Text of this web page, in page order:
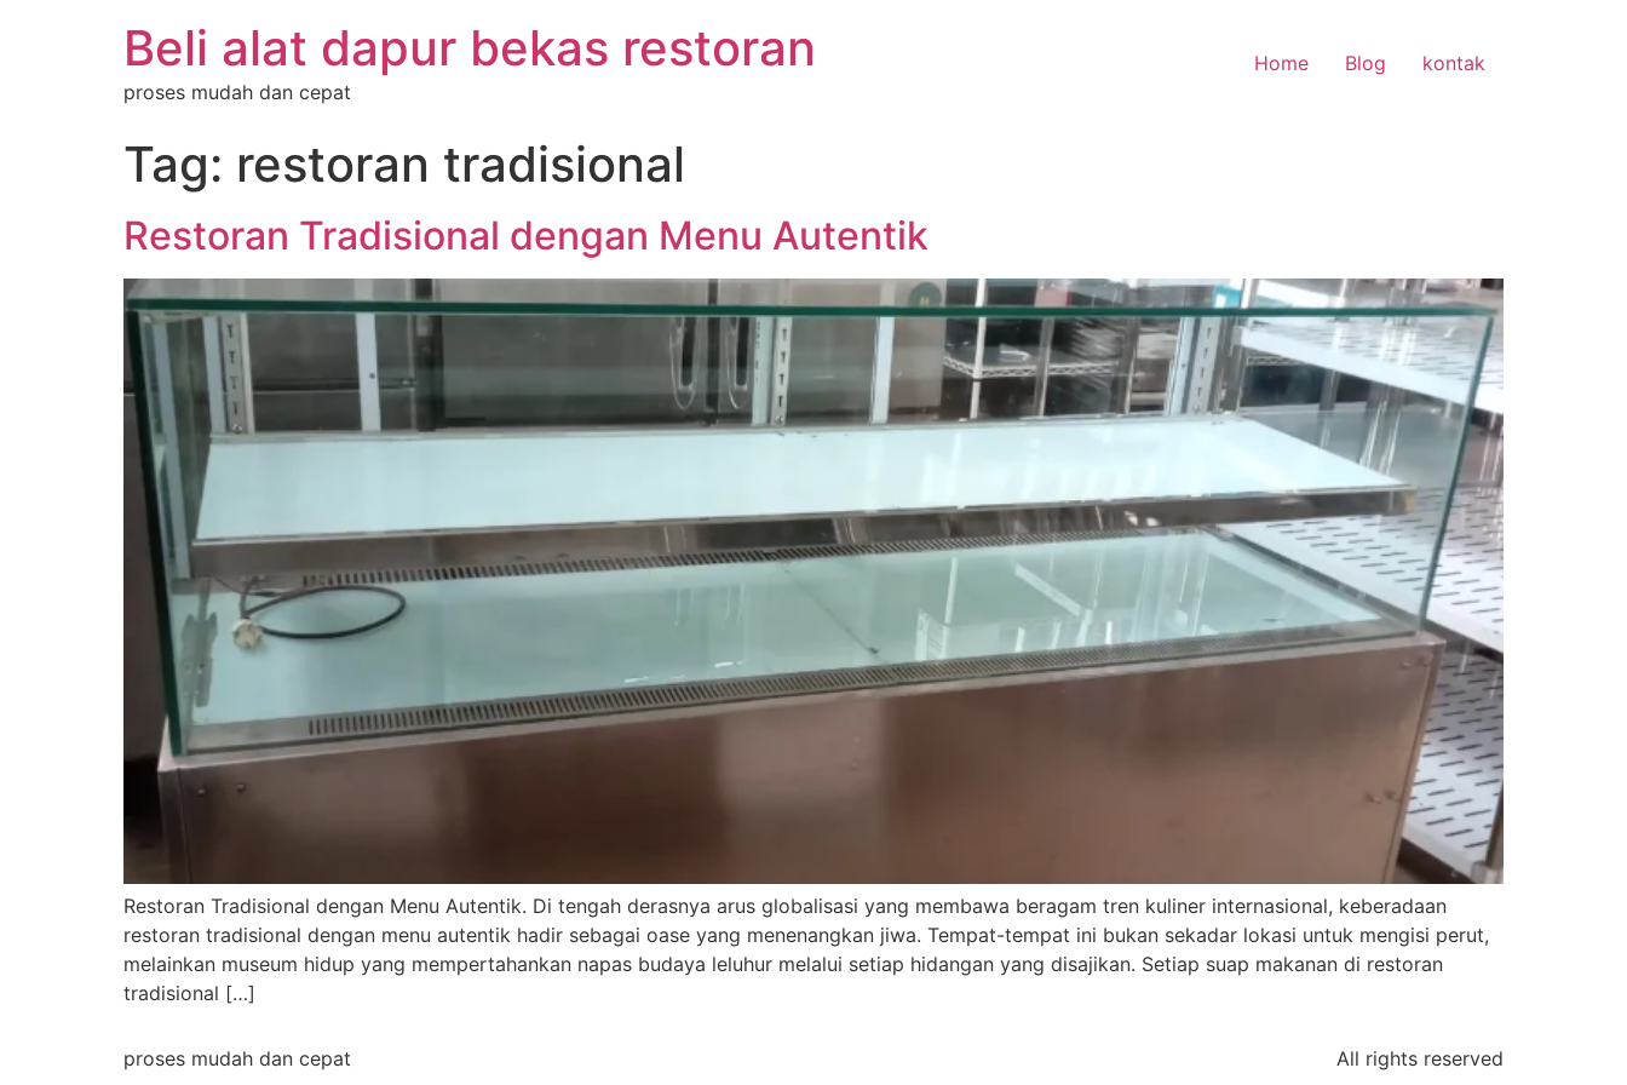
Beli alat dapur bekas restoran
proses mudah dan cepat
Home Blog kontak
Tag: restoran tradisional
Restoran Tradisional dengan Menu Autentik
Restoran Tradisional dengan Menu Autentik. Di tengah derasnya arus globalisasi yang membawa beragam tren kuliner internasional, keberadaan
restoran tradisional dengan menu autentik hadir sebagai oase yang menenangkan jiwa. Tempat-tempat ini bukan sekadar lokasi untuk mengisi perut,
melainkan museum hidup yang mempertahankan napas budaya leluhur melalui setiap hidangan yang disajikan. Setiap suap makanan di restoran
tradisional […]
proses mudah dan cepat All rights reserved